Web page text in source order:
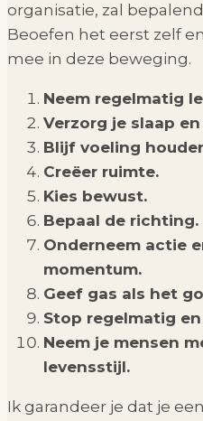
organisatie, zal
Beoefen het eerst zelf
mee in deze beweging.
Neem regelmatig
Verzorg je slaap
Blijf voeling
Creëer ruimte.
Kies bewust.
Bepaal de richting.
Onderneem actie
momentum.
Geef gas als het
Stop regelmatig
Neem je mensen
levensstijl.
Ik garandeer je dat je